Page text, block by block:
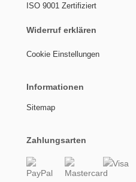
ISO 9001 Zertifiziert
Widerruf erklären
Cookie Einstellungen
Informationen
Sitemap
Zahlungsarten